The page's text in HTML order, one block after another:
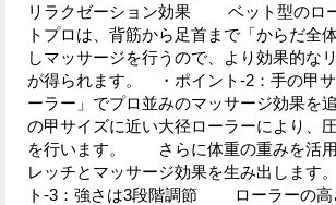
リラクゼーション効果 ベット型のロ
トプロは、背筋から足首まで「からだ
しマッサージを行うので、より効果的な
が得られます。 ・ポイント-2：手の甲
ーラー」でプロ並みのマッサージ効果
の甲サイズに近い大径ローラーにより、
を行います。 さらに体重の重みを活用
レッチとマッサージ効果を生み出します
ト-3：強さは3段階調節 ローラーの高